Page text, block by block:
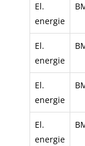
El.
energie
El.
energie
El.
energie
El.
energie